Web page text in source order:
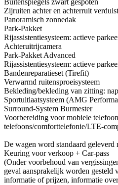
Buitenspiegels zwart gespoten
Zijruiten achter en achterruit
Panoramisch zonnedak
Park-Pakket
Rijassistentiesysteem: actieve
Achteruitrijcamera
Park-Pakket Advanced
Rijassistentiesysteem: actieve
Bandenreparatieset (Tirefit)
Verwarmd ruitensproeisysteem
Bekleding/bekleding van zitting:
Sportuitlaatsysteem (AMG
Surround-System Burmester
Voorbereiding voor mobiele
telefoons/comforttelefonie/LTE-
De wagen word standaard geleverd
Keuring voor verkoop + Car-pass
(Onder voorbehoud van
geval aansprakelijk worden gesteld
informatie of prijzen, informatie